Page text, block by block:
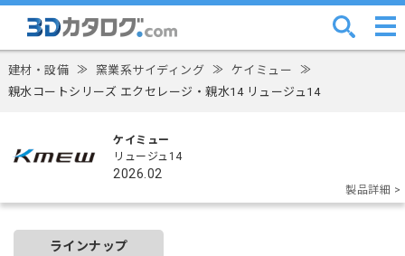
建材・設備 ≫ 窯業系サイディング ≫ ケイミュー ≫
親水コートシリーズ エクセレージ・親水14 リュージュ14
ケイミュー
リュージュ14
2026.02
製品詳細 >
ラインナップ